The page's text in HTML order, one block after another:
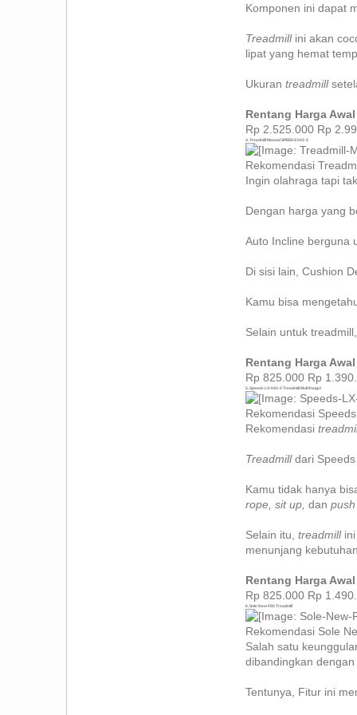
Komponen ini dapat
Treadmill ini akan
lipat yang hemat
Ukurantreadmill
Rentang Harga Awal
Rp 2.525.000 Rp
4. Treadmill Manual SPEEDS 042-5
Rekomendasi
Ingin olahraga tapi
Dengan harga yang
Auto Incline berguna
Di sisi lain, Cushion
Kamu bisa
Selain untuk
Rentang Harga Awal
Rp 825.000 Rp
5. Speeds LX-042-5 Treadmill Multifungsi
Rekomendasi
Rekomendasi
Treadmilldari
Kamu tidak hanya
rope, sit up, dan
Selain itu,treadmill
menunjang
Rentang Harga Awal
Rp 825.000 Rp
6. Sole New F80 Treadmill
Rekomendasi Sole
Salah satu
dibandingkan
Tentunya, Fitur ini